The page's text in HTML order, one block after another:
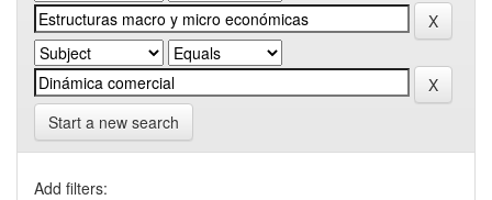
Start a new search
Add filters: